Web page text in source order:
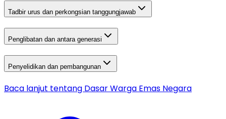
Tadbir urus dan perkongsian tanggungjawab
Penglibatan dan antara generasi
Penyelidikan dan pembangunan
Baca lanjut tentang Dasar Warga Emas Negara